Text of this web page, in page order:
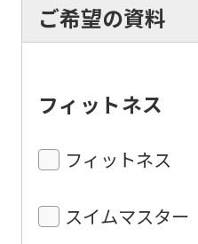
ご希望の資料
フィットネス
フィットネス
スイムマスター